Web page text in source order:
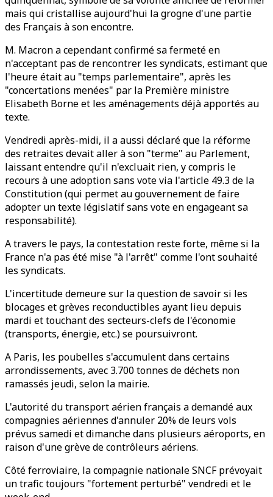
mais qui cristallise aujourd'hui la grogne d'une partie
des Français à son encontre.
M. Macron a cependant confirmé sa fermeté en
n'acceptant pas de rencontrer les syndicats, estimant que
l'heure était au "temps parlementaire", après les
"concertations menées" par la Première ministre
Elisabeth Borne et les aménagements déjà apportés au
texte.
Vendredi après-midi, il a aussi déclaré que la réforme
des retraites devait aller à son "terme" au Parlement,
laissant entendre qu'il n'excluait rien, y compris le
recours à une adoption sans vote via l'article 49.3 de la
Constitution (qui permet au gouvernement de faire
adopter un texte législatif sans vote en engageant sa
responsabilité).
A travers le pays, la contestation reste forte, même si la
France n'a pas été mise "à l'arrêt" comme l'ont souhaité
les syndicats.
L'incertitude demeure sur la question de savoir si les
blocages et grèves reconductibles ayant lieu depuis
mardi et touchant des secteurs-clefs de l'économie
(transports, énergie, etc.) se poursuivront.
A Paris, les poubelles s'accumulent dans certains
arrondissements, avec 3.700 tonnes de déchets non
ramassés jeudi, selon la mairie.
L'autorité du transport aérien français a demandé aux
compagnies aériennes d'annuler 20% de leurs vols
prévus samedi et dimanche dans plusieurs aéroports, en
raison d'une grève de contrôleurs aériens.
Côté ferroviaire, la compagnie nationale SNCF prévoyait
un trafic toujours "fortement perturbé" vendredi et le